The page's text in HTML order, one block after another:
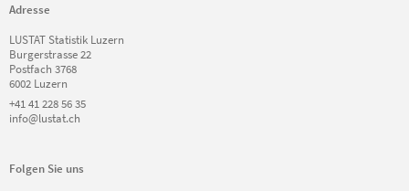
Adresse
LUSTAT Statistik Luzern
Burgerstrasse 22
Postfach 3768
6002 Luzern
+41 41 228 56 35
info@lustat.ch
Folgen Sie uns